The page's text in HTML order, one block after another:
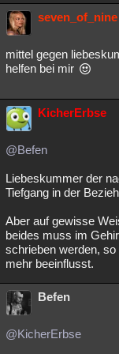
seven_of_nine
mittel gegen
helfen bei mir
KicherErbse
@Befen
Liebeskummer der
Tiefgang in der
Aber auf gewisse
beides muss im
schrieben werden,
mehr beeinflusst.
Befen
@KicherErbse